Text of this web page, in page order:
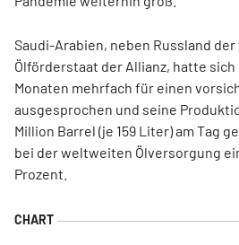
Saudi-Arabien, neben Russland
Ölförderstaat der Allianz, hatte
Monaten mehrfach für einen
ausgesprochen und seine
Million Barrel (je 159 Liter) am Tag
bei der weltweiten Ölversorgung
Prozent.